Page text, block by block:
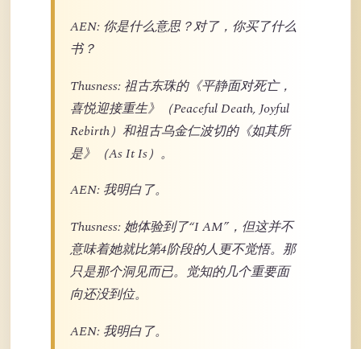
AEN: 你是什么意思？对了，你买了什么
书？
Thusness: 祖古东珠的《平静面对死亡，
喜悦迎接重生》（Peaceful Death, Joyful
Rebirth）和祖古乌金仁波切的《如其所
是》（As It Is）。
AEN: 我明白了。
Thusness: 她体验到了“I AM”，但这并不
意味着她就比第4阶段的人更不觉悟。那
只是那个洞见而已。觉知的几个重要面
向还没到位。
AEN: 我明白了。